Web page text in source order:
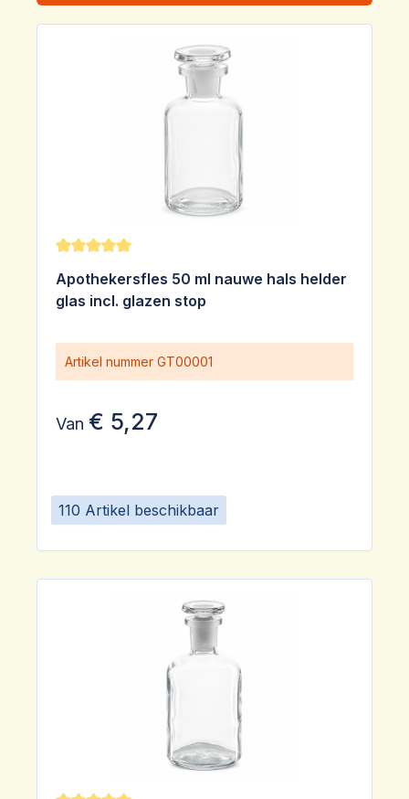
110 Artikel beschikbaar
Gemiddelde waardering van 5 van 5 sterren
Apothekersfles 50 ml nauwe hals helder
glas incl. glazen stop
Artikel nummer GT00001
Van € 5,27